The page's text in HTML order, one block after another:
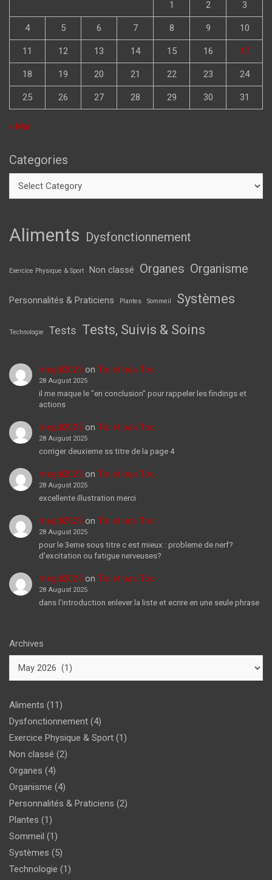
1 2 3
4 5 6 7 8 9 10
11 12 13 14 15 16 17
18 19 20 21 22 23 24
25 26 27 28 29 30 31
« Mar
Categories
Aliments Dysfonctionnement
Exercice Physique & Sport Non classé Organes Organisme
Personnalités & Praticiens Plantes Sommeil Systèmes
Technologie Tests Tests, Suivis & Soins
megdi2025on Tic et pas Toc…
28 August 2025
il me maque le "en conclusion" pour rappeler les findings et
actions
megdi2025on Tic et pas Toc…
28 August 2025
corriger deuxieme ss titre de la page 4
megdi2025on Tic et pas Toc…
28 August 2025
excellente illustration merci
megdi2025on Tic et pas Toc…
28 August 2025
pour le 3eme sous titre c est mieux : probleme de nerf?
d'excitation ou fatigue nerveuses?
megdi2025on Tic et pas Toc…
28 August 2025
dans l'introduction enlever la liste et ecrire en une seule phrase
Archives
Aliments (11)
Dysfonctionnement (4)
Exercice Physique & Sport (1)
Non classé (2)
Organes (4)
Organisme (4)
Personnalités & Praticiens (2)
Plantes (1)
Sommeil (1)
Systèmes (5)
Technologie (1)